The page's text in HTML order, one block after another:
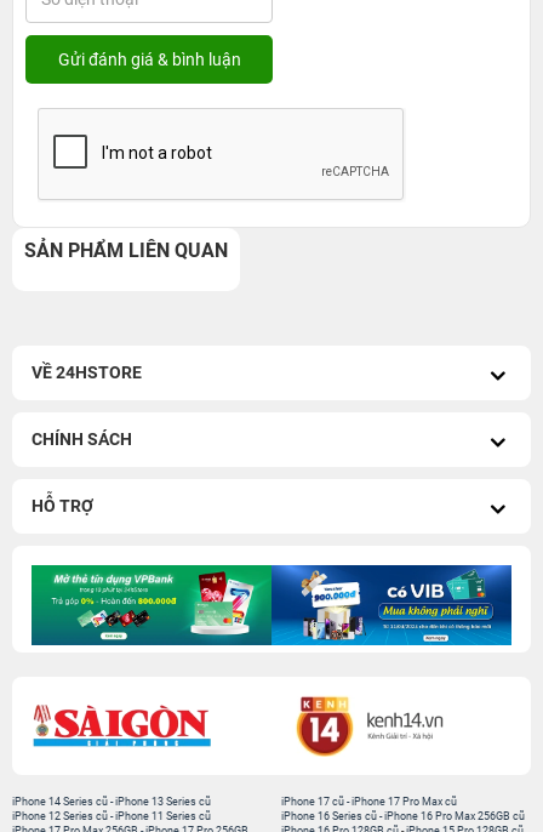
SẢN PHẨM LIÊN QUAN
VỀ 24HSTORE
CHÍNH SÁCH
HỖ TRỢ
iPhone 14 Series cũ -iPhone 13 Series cũ
iPhone 12 Series cũ -iPhone 11 Series cũ
iPhone 17 cũ-iPhone 17 Pro Max cũ
iPhone 16 Series cũ- iPhone 16 Pro Max 256GB cũ